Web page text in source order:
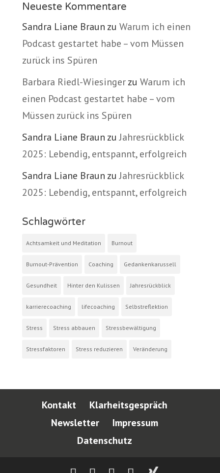
Neueste Kommentare
Sandra Liane Braun zu Warum ich einen
Podcast gestartet habe – vom Müssen
zurück ins Spüren
Barbara Riedl-Wiesingerzu Warum ich
einen Podcast gestartet habe – vom
Müssen zurück ins Spüren
Sandra Liane Braun zuJahresrückblick
2025: Lebendig, entspannt, erfolgreich
Sandra Liane Braun zuJahresrückblick
2025: Lebendig, entspannt, erfolgreich
Schlagwörter
Achtsamkeit und Meditation Burnout
Burnout-Prävention Coaching Gedankenkarussell
Gesundheit Hinter den Kulissen Jahresrückblick
karrierecoaching lifecoaching Selbstreflektion
Stress Stress abbauen Stressbewältigung
Stressfaktoren Stress reduzieren Veränderung
Kontakt
Klarheitsgespräch
Newsletter
Impressum
Datenschutz